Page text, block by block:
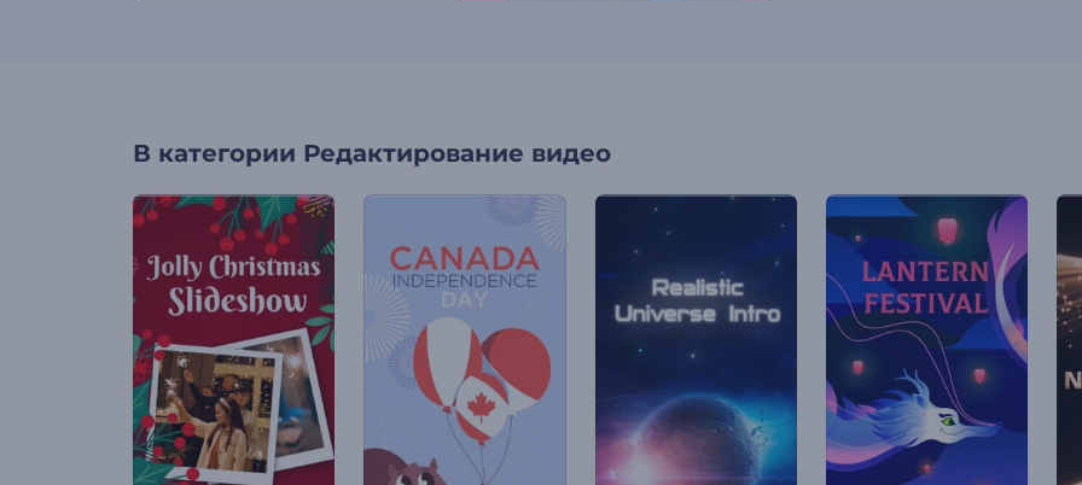
В категории Редактирование видео